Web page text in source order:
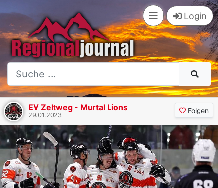
Login
EV Zeltweg - Murtal Lions
29.01.2023
Folgen